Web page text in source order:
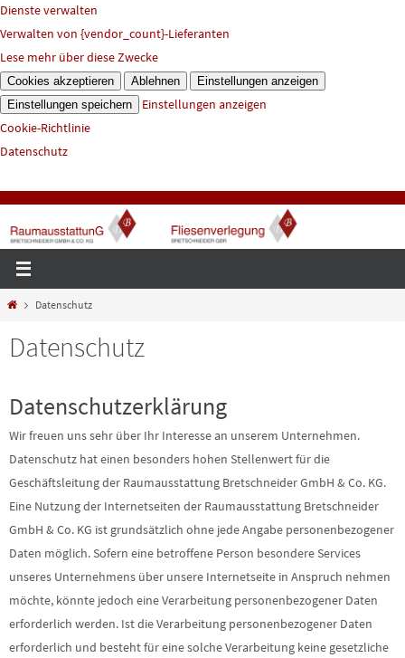
Dienste verwalten
Verwalten von {vendor_count}-Lieferanten
Lese mehr über diese Zwecke
Cookies akzeptieren Ablehnen
Einstellungen anzeigen
Einstellungen speichern
Einstellungen anzeigen
Cookie-Richtlinie
Datenschutz
StartDatenschutz
Datenschutz
Datenschutzerklärung
Wir freuen uns sehr über Ihr Interesse an unserem Unternehmen.
Datenschutz hat einen besonders hohen Stellenwert für die
Geschäftsleitung der Raumausstattung Bretschneider GmbH & Co. KG.
Eine Nutzung der Internetseiten der Raumausstattung Bretschneider
GmbH & Co. KG ist grundsätzlich ohne jede Angabe personenbezogener
Daten möglich. Sofern eine betroffene Person besondere Services
unseres Unternehmens über unsere Internetseite in Anspruch nehmen
möchte, könnte jedoch eine Verarbeitung personenbezogener Daten
erforderlich werden. Ist die Verarbeitung personenbezogener Daten
erforderlich und besteht für eine solche Verarbeitung keine gesetzliche